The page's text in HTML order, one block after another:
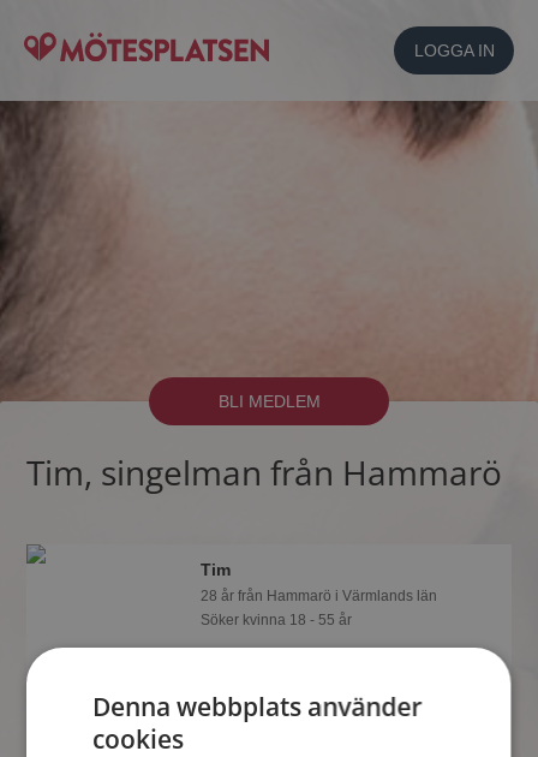
LOGGA IN
BLI MEDLEM
Tim, singelman från Hammarö
Tim
28 år från Hammarö i Värmlands län
Söker kvinna 18 - 55 år
Om en minut kan du vara medlem på
tankspridd eller händig! Det är enklare
att hitta kärleken på nätet!
Denna webbplats använder
cookies